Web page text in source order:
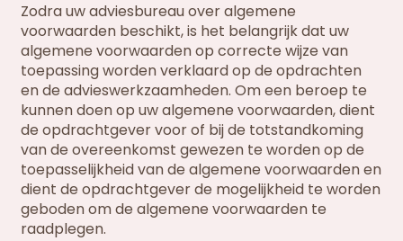
Zodra uw adviesbureau over algemene
voorwaarden beschikt, is het belangrijk dat uw
algemene voorwaarden op correcte wijze van
toepassing worden verklaard op de opdrachten
en de advieswerkzaamheden. Om een beroep te
kunnen doen op uw algemene voorwaarden, dient
de opdrachtgever voor of bij de totstandkoming
van de overeenkomst gewezen te worden op de
toepasselijkheid van de algemene voorwaarden en
dient de opdrachtgever de mogelijkheid te worden
geboden om de algemene voorwaarden te
raadplegen.